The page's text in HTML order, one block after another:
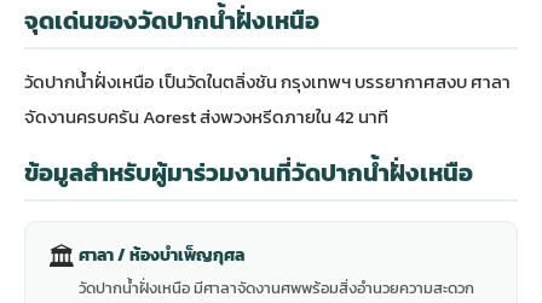
จุดเด่นของวัดปากน้ำฝั่งเหนือ
วัดปากน้ำฝั่งเหนือ เป็นวัดในตลิ่งชัน กรุงเทพฯ บรรยากาศสงบ ศาลา
จัดงานครบครัน Aorest ส่งพวงหรีดภายใน 42 นาที
ข้อมูลสำหรับผู้มาร่วมงานที่วัดปากน้ำฝั่งเหนือ
🏛 ศาลา / ห้องบำเพ็ญกุศล
วัดปากน้ำฝั่งเหนือ มีศาลาจัดงานศพพร้อมสิ่งอำนวยความสะดวก